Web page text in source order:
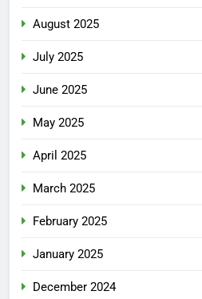
August 2025
July 2025
June 2025
May 2025
April 2025
March 2025
February 2025
January 2025
December 2024